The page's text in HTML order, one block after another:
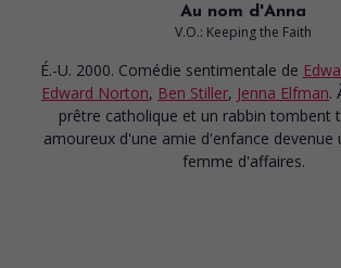
Au nom d'Anna
V.O.: Keeping the Faith
É.-U. 2000. Comédie sentimentale de
Edward Norton, Ben Stiller, Jenna Elfman.
prêtre catholique et un rabbin tombent
amoureux d'une amie d'enfance devenue
femme d'affaires.